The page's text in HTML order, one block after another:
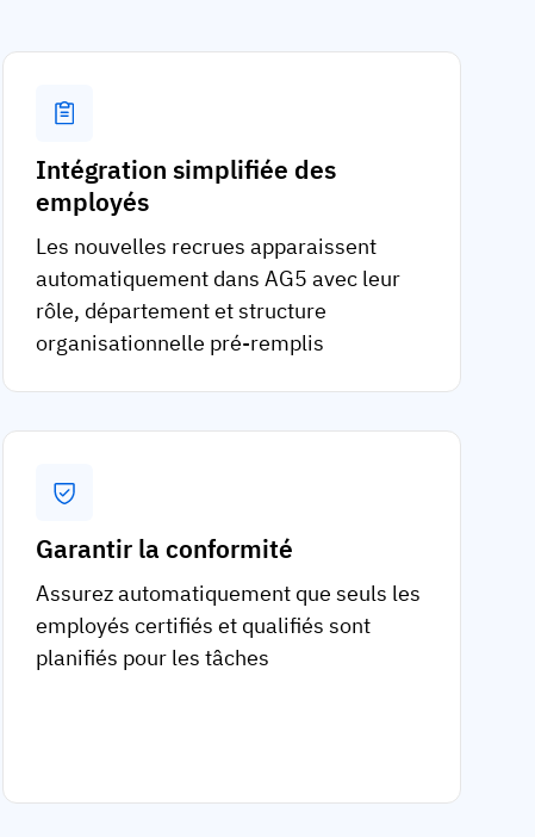
Intégration simplifiée des
employés
Les nouvelles recrues apparaissent
automatiquement dans AG5 avec leur
rôle, département et structure
organisationnelle pré-remplis
Garantir la conformité
Assurez automatiquement que seuls les
employés certifiés et qualifiés sont
planifiés pour les tâches